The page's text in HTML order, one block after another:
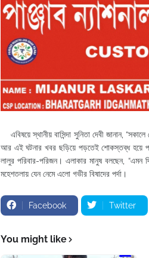
এবিষয়ে স্থানীয় বাসিন্দা সুনিতা দেবী জানান,
আর এই ঘটনার খবর ছড়িয়ে পড়তেই শোকস্তব্ধ হয়ে
লালুর পরিবার-পরিজন। এলাকার মানুষ বলছেন,
মহেশতলায় যেন নেমে এলো গভীর বিষাদের পর্দা।
Facebook Twitter
You might like